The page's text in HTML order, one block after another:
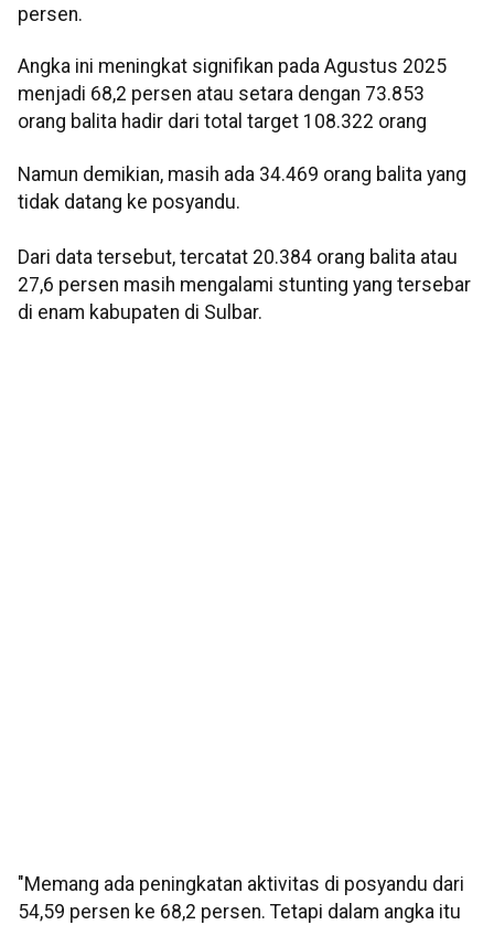
persen.
Angka ini meningkat signifikan pada Agustus 2025
menjadi 68,2 persen atau setara dengan 73.853
orang balita hadir dari total target 108.322 orang
Namun demikian, masih ada 34.469 orang balita yang
tidak datang ke posyandu.
Dari data tersebut, tercatat 20.384 orang balita atau
27,6 persen masih mengalami stunting yang tersebar
di enam kabupaten di Sulbar.
"Memang ada peningkatan aktivitas di posyandu dari
54,59 persen ke 68,2 persen. Tetapi dalam angka itu